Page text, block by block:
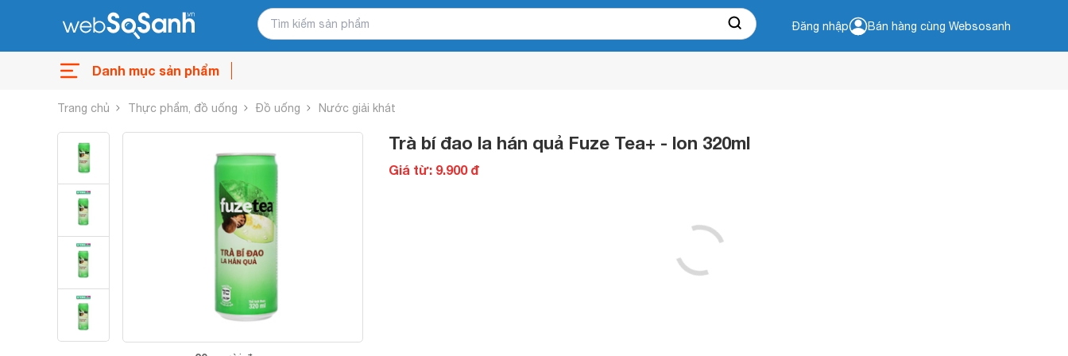
Đăng nhập Bán hàng cùng Websosanh
Danh mục sản phẩm
Trang chủ Thực phẩm, đồ uống Đồ uống Nước giải khát
Trà bí đao la hán quả Fuze Tea+ - lon 320ml
Giá từ: 9.900 đ